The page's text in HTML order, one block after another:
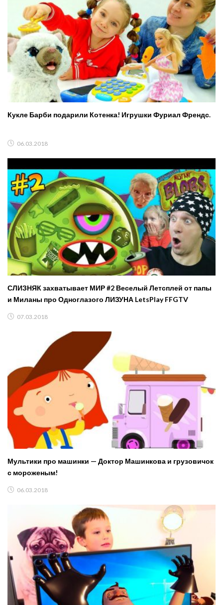
Кукле Барби подарили Котенка! Игрушки Фуриал Френдс.
06.03.2018
СЛИЗНЯК захватывает МИР #2 Веселый Летсплей от папы
и Миланы про Одноглазого ЛИЗУНА LetsPlay FFGTV
07.03.2018
Мультики про машинки — Доктор Машинкова и грузовичок
с мороженым!
06.03.2018